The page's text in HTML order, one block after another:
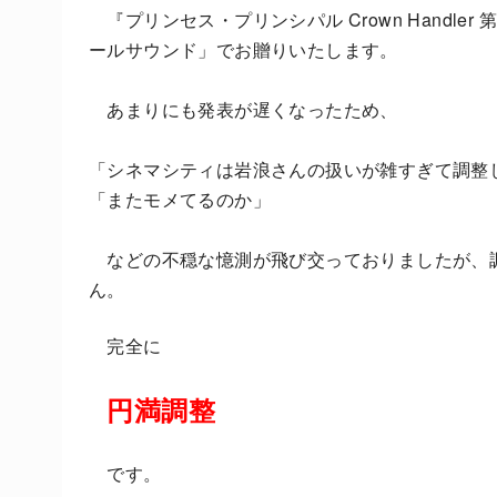
『プリンセス・プリンシパル Crown Handler
ールサウンド」でお贈りいたします。
あまりにも発表が遅くなったため、
「シネマシティは岩浪さんの扱いが雑すぎて調
「またモメてるのか」
などの不穏な憶測が飛び交っておりましたが
ん。
完全に
円満調整
です。